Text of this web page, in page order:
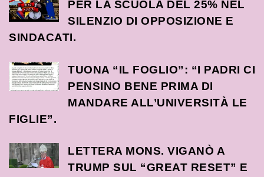
PER LA SCUOLA DEL 25% NEL
SILENZIO DI OPPOSIZIONE E
SINDACATI.
TUONA “IL FOGLIO”: “I PADRI CI
PENSINO BENE PRIMA DI
MANDARE ALL’UNIVERSITÀ LE
FIGLIE”.
LETTERA MONS. VIGANÒ A
TRUMP SUL “GREAT RESET” E